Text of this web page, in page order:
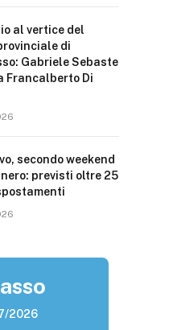
al vertice del
di
Gabriele Sebaste
Francalberto Di
secondo weekend
previsti oltre 25
2026